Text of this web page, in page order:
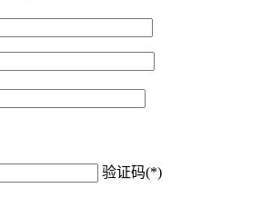
验证码(*)